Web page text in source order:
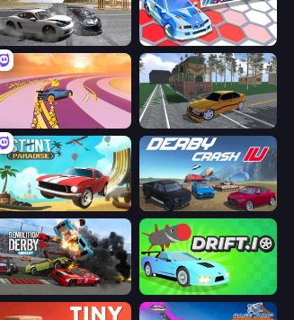
Gearshift One Cars Arena
Sky Car Drift Obby: Car Crash Sandbox
Stunt Paradise Derby Crash 4
Demolition Derby 2 Drift.io